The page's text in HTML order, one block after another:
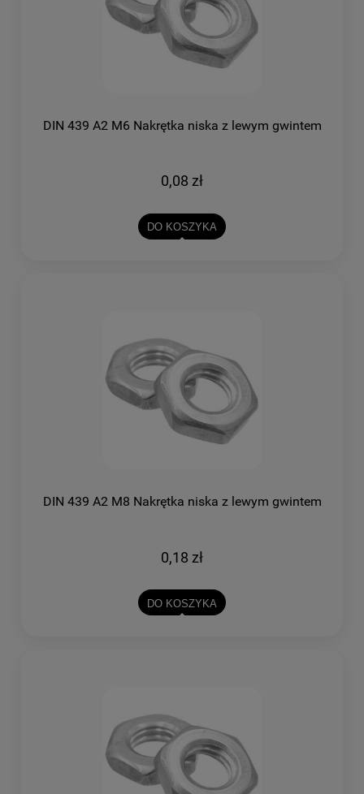
DIN 439 A2 M6 Nakrętka niska z lewym gwintem
0,08 zł
DO KOSZYKA
DIN 439 A2 M8 Nakrętka niska z lewym gwintem
0,18 zł
DO KOSZYKA